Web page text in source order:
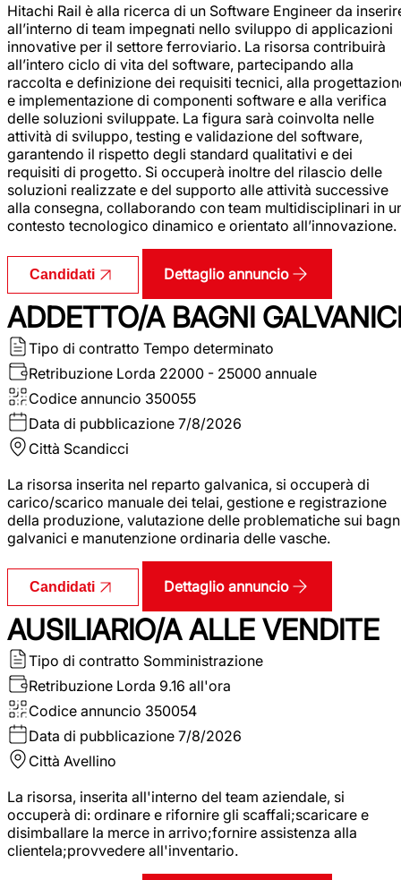
Hitachi Rail è alla ricerca di un Software Engineer da
all’interno di team impegnati nello sviluppo di applicazioni
innovative per il settore ferroviario. La risorsa contribuirà
all’intero ciclo di vita del software, partecipando alla
raccolta e definizione dei requisiti tecnici, alla
e implementazione di componenti software e alla verifica
delle soluzioni sviluppate. La figura sarà coinvolta nelle
attività di sviluppo, testing e validazione del software,
garantendo il rispetto degli standard qualitativi e dei
requisiti di progetto. Si occuperà inoltre del rilascio delle
soluzioni realizzate e del supporto alle attività successive
alla consegna, collaborando con team multidisciplinari in
contesto tecnologico dinamico e orientato all’innovazione.
Candidati Dettaglio annuncio
ADDETTO/A BAGNI
Tipo di contratto Tempo determinato
Retribuzione Lorda 22000 - 25000 annuale
Codice annuncio 350055
Data di pubblicazione 7/8/2026
Città Scandicci
La risorsa inserita nel reparto galvanica, si occuperà di
carico/scarico manuale dei telai, gestione e registrazione
della produzione, valutazione delle problematiche sui
galvanici e manutenzione ordinaria delle vasche.
Candidati Dettaglio annuncio
AUSILIARIO/A ALLE VENDITE
Tipo di contratto Somministrazione
Retribuzione Lorda 9.16 all'ora
Codice annuncio 350054
Data di pubblicazione 7/8/2026
Città Avellino
La risorsa, inserita all'interno del team aziendale, si
occuperà di: ordinare e rifornire gli scaffali;scaricare e
disimballare la merce in arrivo;fornire assistenza alla
clientela;provvedere all'inventario.